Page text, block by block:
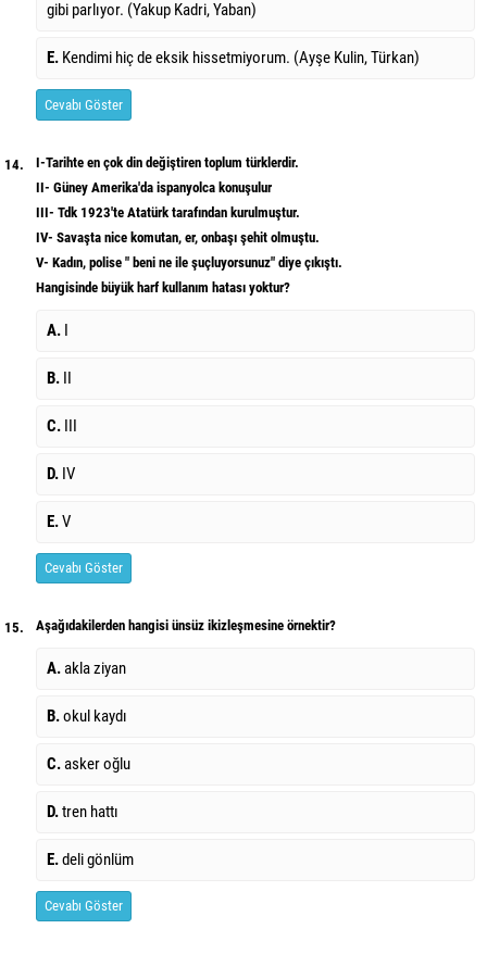
gibi parlıyor. (Yakup Kadri, Yaban)
E. Kendimi hiç de eksik hissetmiyorum. (Ayşe Kulin, Türkan)
Cevabı Göster
14.
I-Tarihte en çok din değiştiren toplum türklerdir.
II- Güney Amerika'da ispanyolca konuşulur
III- Tdk 1923'te Atatürk tarafından kurulmuştur.
IV- Savaşta nice komutan, er, onbaşı şehit olmuştu.
V- Kadın, polise " beni ne ile şuçluyorsunuz" diye çıkıştı.
Hangisinde büyük harf kullanım hatası yoktur?
A. I
B. II
C. III
D. IV
E.V
Cevabı Göster
15. Aşağıdakilerden hangisi ünsüz ikizleşmesine örnektir?
A.akla ziyan
B.okul kaydı
C.asker oğlu
D.tren hattı
E.deli gönlüm
Cevabı Göster